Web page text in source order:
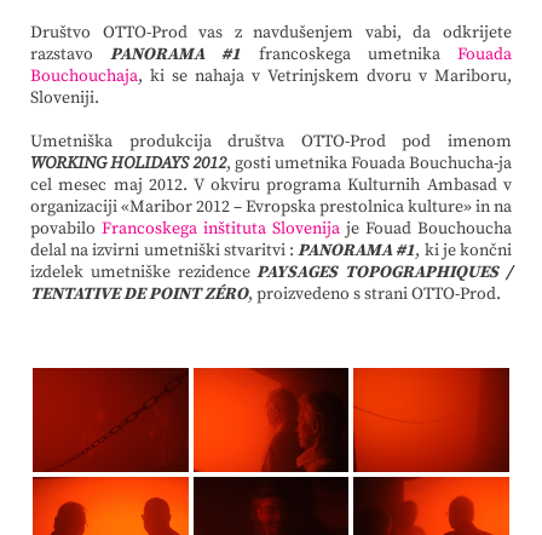
Društvo OTTO-Prod vas z navdušenjem vabi, da odkrijete
razstavoPANORAMA #1 francoskega umetnikaFouada
Bouchouchaja, ki se nahaja v Vetrinjskem dvoru v Mariboru,
Sloveniji.
Umetniška produkcija društva OTTO-Prod pod imenom
WORKING HOLIDAYS 2012, gosti umetnika Fouada Bouchucha-ja
cel mesec maj 2012. V okviru programa Kulturnih Ambasad v
organizaciji «Maribor 2012 – Evropska prestolnica kulture» in na
povabilo Francoskega inštituta Slovenija je Fouad Bouchoucha
delal na izvirni umetniški stvaritvi :PANORAMA #1, ki je končni
izdelek umetniške rezidencePAYSAGES TOPOGRAPHIQUES /
TENTATIVE DE POINT ZÉRO, proizvedeno s strani OTTO-Prod.